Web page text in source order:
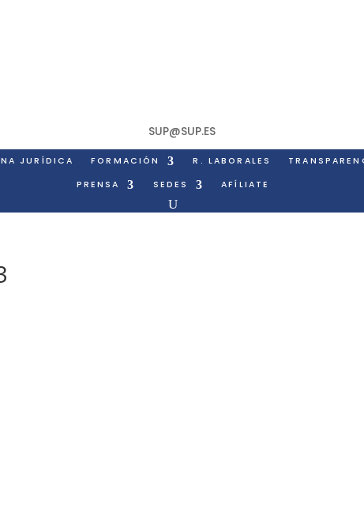
SUP@SUP.ES
JURÍDICA FORMACIÓN R. LABORALES
PRENSA
SEDES AFÍLIATE